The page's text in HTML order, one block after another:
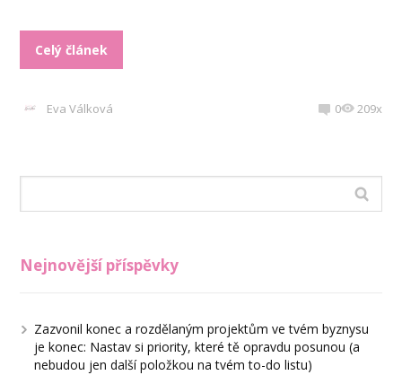
Celý článek
Eva Válková 0 209x
Nejnovější příspěvky
Zazvonil konec a rozdělaným projektům ve tvém byznysu
je konec: Nastav si priority, které tě opravdu posunou (a
nebudou jen další položkou na tvém to-do listu)